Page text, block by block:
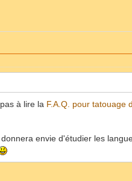
à lire la F.A.Q. pour tatouage
envie d'étudier les